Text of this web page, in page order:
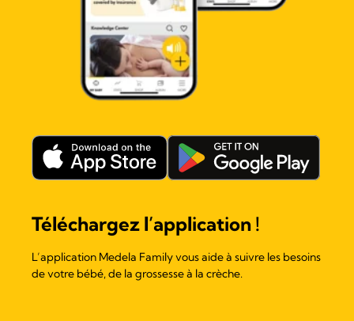
Téléchargez l’application !
L’application Medela Family vous aide à suivre les besoins
de votre bébé, de la grossesse à la crèche.